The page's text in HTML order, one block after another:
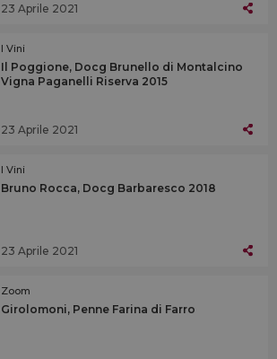
23 Aprile 2021
I Vini
Il Poggione, Docg Brunello di Montalcino
Vigna Paganelli Riserva 2015
23 Aprile 2021
I Vini
Bruno Rocca, Docg Barbaresco 2018
23 Aprile 2021
Zoom
Girolomoni, Penne Farina di Farro